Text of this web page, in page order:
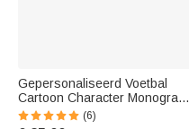
Gepersonaliseerd Voetbal
Cartoon Character Monogram
Stripe Oversized Quick Dry
Strandlaken Vakantie
(6)